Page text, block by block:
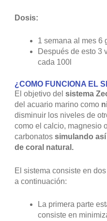
Dosis:
1 semana al mes 6
Después de esto 3
cada 100l
¿COMO FUNCIONA EL
El objetivo del sistema
del acuario marino como
disminuir los niveles de
como el calcio, magnesio
carbonatos simulando
de coral natural.
El sistema consiste en
a continuación:
La primera parte
consiste en